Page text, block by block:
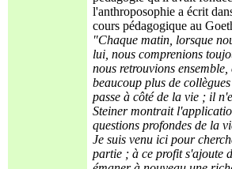
l'anthroposophie a écrit
cours pédagogique au
"Chaque matin, lorsque
lui, nous comprenions
nous retrouvions
beaucoup plus de
passe à côté de la vie ; il
Steiner montrait
questions profondes de la
Je suis venu ici pour
partie ; à ce profit s'ajoute